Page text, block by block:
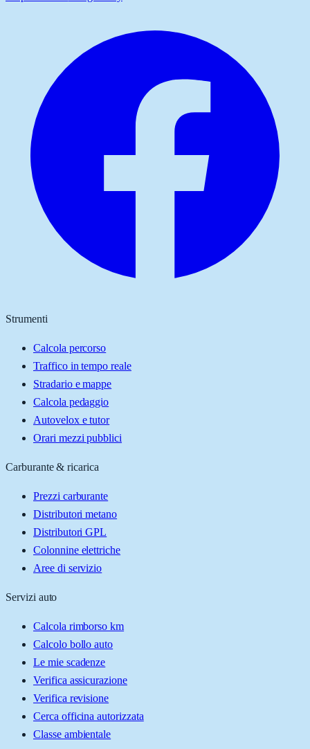
Strumenti
Calcola percorso
Traffico in tempo reale
Stradario e mappe
Calcola pedaggio
Autovelox e tutor
Orari mezzi pubblici
Carburante & ricarica
Prezzi carburante
Distributori metano
Distributori GPL
Colonnine elettriche
Aree di servizio
Servizi auto
Calcola rimborso km
Calcolo bollo auto
Le mie scadenze
Verifica assicurazione
Verifica revisione
Cerca officina autorizzata
Classe ambientale